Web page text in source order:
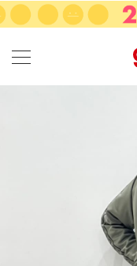
カテゴリーから探す
カテゴリ
サイズ